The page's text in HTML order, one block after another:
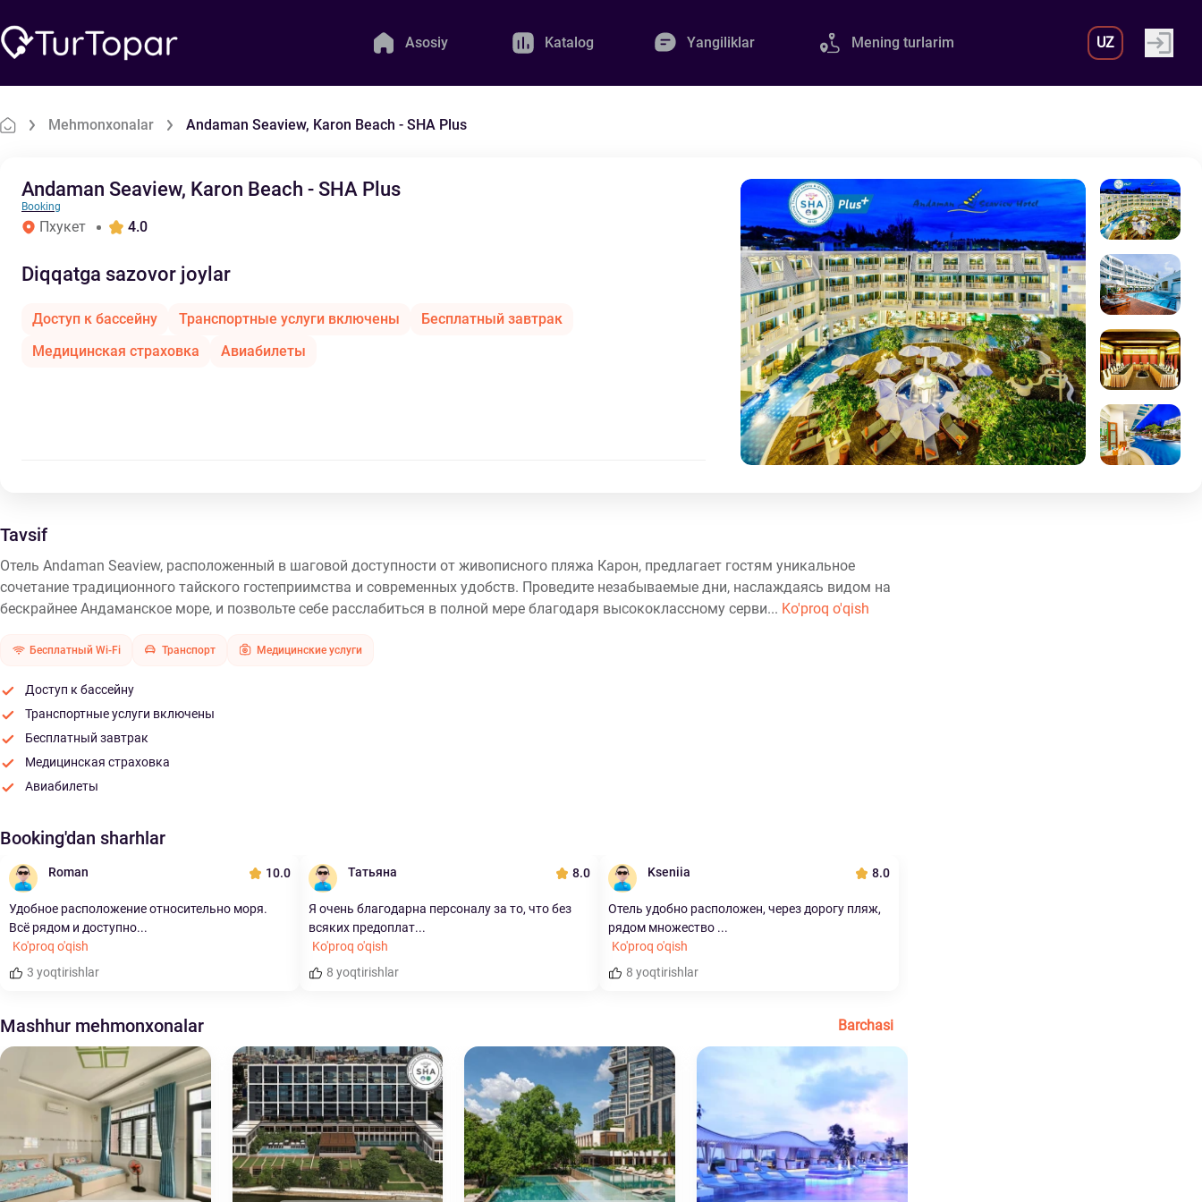
Asosiy Katalog Yangiliklar Mening turlarim UZ
Mehmonxonalar Andaman Seaview, Karon Beach - SHA Plus
Andaman Seaview, Karon Beach - SHA Plus
Booking
Пхукет 4.0
Diqqatga sazovor joylar
Доступ к бассейну Транспортные услуги включены
Бесплатный завтрак
Медицинская страховка
Авиабилеты
Tavsif
Отель Andaman Seaview, расположенный в шаговой доступности от живописного пляжа Карон, предлагает гостям уникальное
сочетание традиционного тайского гостеприимства и современных удобств. Проведите незабываемые дни, наслаждаясь видом на
бескрайнее Андаманское море, и позвольте себе расслабиться в полной мере благодаря высококлассному серви... Ko'proq o'qish
Бесплатный Wi-Fi Транспорт Медицинские услуги
Доступ к бассейну
Транспортные услуги включены
Бесплатный завтрак
Медицинская страховка
Авиабилеты
Booking'dan sharhlar
Roman 10.0
Удобное расположение относительно моря.
Всё рядом и доступно...
Ko'proq o'qish
3 yoqtirishlar
Татьяна 8.0
Я очень благодарна персоналу за то, что без
всяких предоплат...
Ko'proq o'qish
8 yoqtirishlar
Kseniia 8.0
Отель удобно расположен, через дорогу пляж,
рядом множество ...
Ko'proq o'qish
8 yoqtirishlar
Mashhur mehmonxonalar Barchasi